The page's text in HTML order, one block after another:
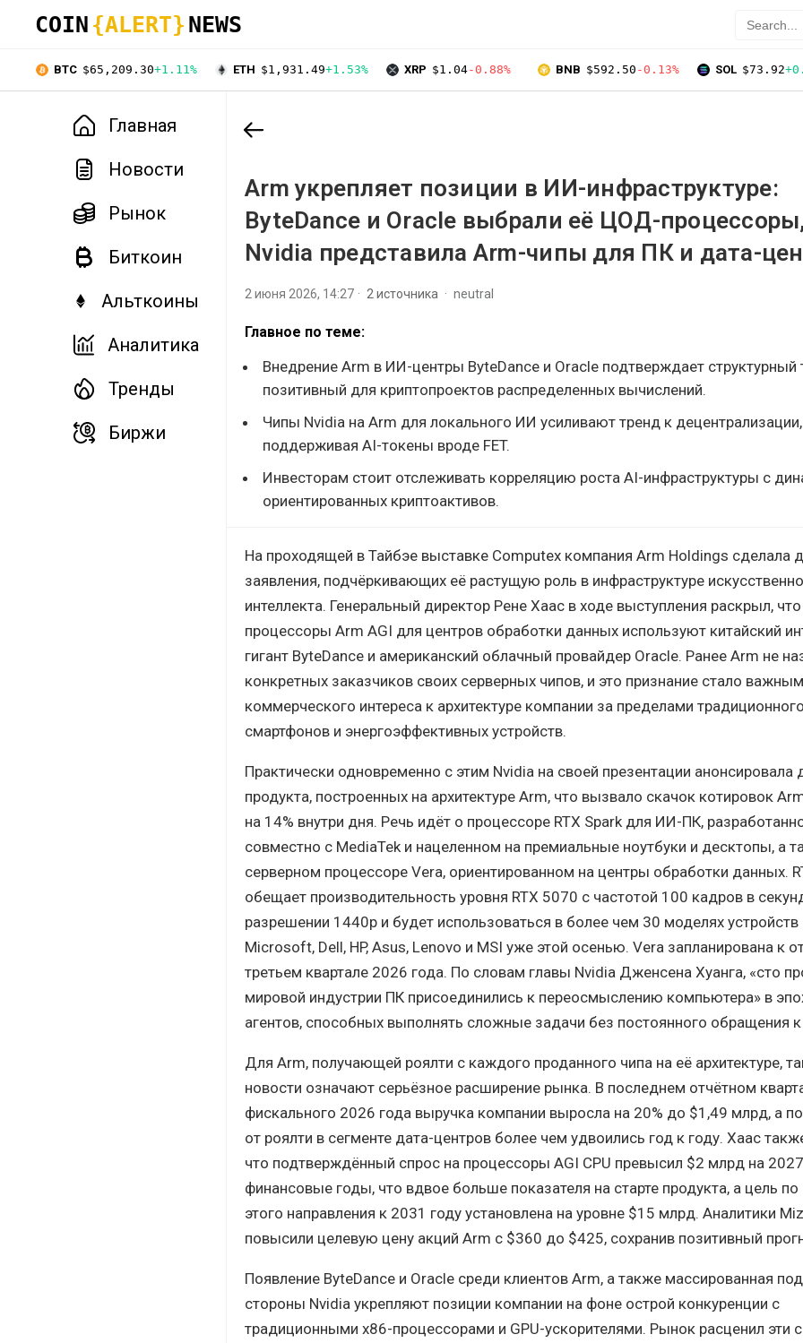
COIN {ALERT} NEWS
BTC $65,209.30+1.11% ETH $1,931.49+1.53% XRP $1.04-0.88% BNB $592.50 -0.13% SOL $73.92
Главная
Новости
Рынок
Биткоин
Альткоины
Аналитика
Тренды
Биржи
Arm укрепляет позиции в ИИ-инфраструктуре:
ByteDance и Oracle выбрали её ЦОД-
Nvidia представила Arm-чипы для ПК и дата-
2 июня 2026, 14:27 2 источника neutral
Главное по теме:
Внедрение Arm в ИИ-центры ByteDance и Oracle подтверждает структурный
позитивный для криптопроектов распределенных вычислений.
Чипы Nvidia на Arm для локального ИИ усиливают тренд к децентрализации,
поддерживая AI-токены вроде FET.
Инвесторам стоит отслеживать корреляцию роста AI-инфраструктуры с
ориентированных криптоактивов.
На проходящей в Тайбэе выставке Computex компания Arm Holdings сделала
заявления, подчёркивающих её растущую роль в инфраструктуре
интеллекта. Генеральный директор Рене Хаас в ходе выступления раскрыл, что
процессоры Arm AGI для центров обработки данных используют китайский
гигант ByteDance и американский облачный провайдер Oracle. Ранее Arm не
конкретных заказчиков своих серверных чипов, и это признание стало
коммерческого интереса к архитектуре компании за пределами
смартфонов и энергоэффективных устройств.
Практически одновременно с этим Nvidia на своей презентации анонсировала
продукта, построенных на архитектуре Arm, что вызвало скачок котировок
на 14% внутри дня. Речь идёт о процессоре RTX Spark для ИИ-ПК,
совместно с MediaTek и нацеленном на премиальные ноутбуки и десктопы, а
серверном процессоре Vera, ориентированном на центры обработки данных.
обещает производительность уровня RTX 5070 с частотой 100 кадров в
разрешении 1440p и будет использоваться в более чем 30 моделях устройств
Microsoft, Dell, HP, Asus, Lenovo и MSI уже этой осенью. Vera запланирована к
третьем квартале 2026 года. По словам главы Nvidia Дженсена Хуанга, «сто
мировой индустрии ПК присоединились к переосмыслению компьютера» в
агентов, способных выполнять сложные задачи без постоянного обращения
Для Arm, получающей роялти с каждого проданного чипа на её архитектуре,
новости означают серьёзное расширение рынка. В последнем отчётном
фискального 2026 года выручка компании выросла на 20% до $1,49 млрд, а
от роялти в сегменте дата-центров более чем удвоились год к году. Хаас
что подтверждённый спрос на процессоры AGI CPU превысил $2 млрд на
финансовые годы, что вдвое больше показателя на старте продукта, а цель
этого направления к 2031 году установлена на уровне $15 млрд. Аналитики
повысили целевую цену акций Arm с $360 до $425, сохранив позитивный
Появление ByteDance и Oracle среди клиентов Arm, а также массированная
стороны Nvidia укрепляют позиции компании на фоне острой конкуренции с
традиционными x86-процессорами и GPU-ускорителями. Рынок расценил эти